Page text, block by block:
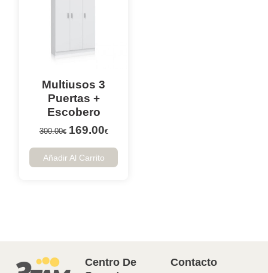
Multiusos 3
Puertas +
Escobero
300.00€ 169.00€
Añadir Al Carrito
Contacto
Centro De